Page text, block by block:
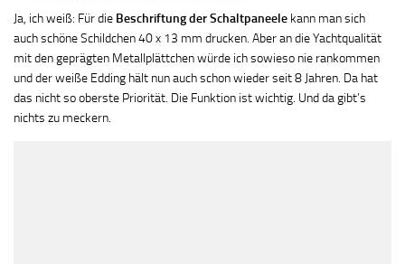
Ja, ich weiß: Für die Beschriftung der Schaltpaneele kann man sich
auch schöne Schildchen 40 x 13 mm drucken. Aber an die Yachtqualität
mit den geprägten Metallplättchen würde ich sowieso nie rankommen
und der weiße Edding hält nun auch schon wieder seit 8 Jahren. Da hat
das nicht so oberste Priorität. Die Funktion ist wichtig. Und da gibt’s
nichts zu meckern.